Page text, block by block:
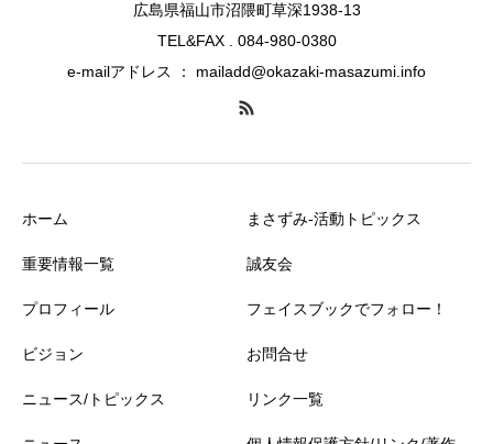
広島県福山市沼隈町草深1938-13
TEL&FAX . 084-980-0380
e-mailアドレス ： mailadd@okazaki-masazumi.info
ホーム
重要情報一覧
プロフィール
ビジョン
ニュース/トピックス
まさずみ-活動トピックス
誠友会
フェイスブックでフォロー！
お問合せ
リンク一覧